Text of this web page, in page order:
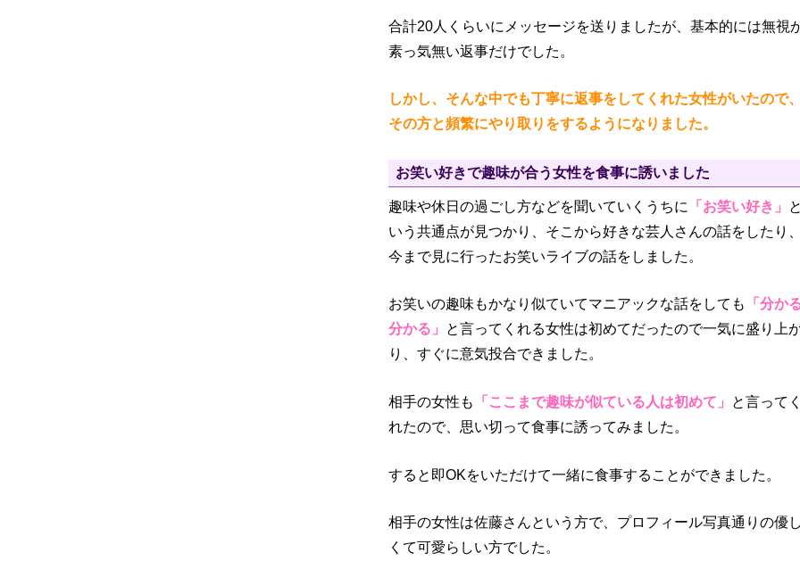
合計20人くらいにメッセージを送りましたが、基本的には無視
素っ気無い返事だけでした。
しかし、そんな中でも丁寧に返事をしてくれた女性がいたので、
その方と頻繁にやり取りをするようになりました。
お笑い好きで趣味が合う女性を食事に誘いました
趣味や休日の過ごし方などを聞いていくうちに 「お笑い好き」
と
いう共通点が見つかり、そこから好きな芸人さんの話をしたり、
今まで見に行ったお笑いライブの話をしました。
お笑いの趣味もかなり似ていてマニアックな話をしても
「分か
分かる」
と言ってくれる女性は初めてだったので一気に盛り上
り、すぐに意気投合できました。
相手の女性も 「ここまで趣味が似ている人は初めて」
と言ってく
れたので、思い切って食事に誘ってみました。
すると即OKをいただけて一緒に食事することができました。
相手の女性は佐藤さんという方で、プロフィール写真通りの優し
くて可愛らしい方でした。